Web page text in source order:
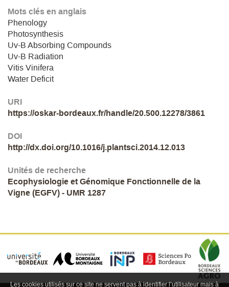
Mots clés en anglais
Phenology
Photosynthesis
Uv-B Absorbing Compounds
Uv-B Radiation
Vitis Vinifera
Water Deficit
URI
https://oskar-bordeaux.fr/handle/20.500.12278/3861
DOI
http://dx.doi.org/10.1016/j.plantsci.2014.12.013
Unités de recherche
Ecophysiologie et Génomique Fonctionnelle de la
Vigne (EGFV) - UMR 1287
Les cookies utilisés sur ce site ne servent pas à identifier l’utilisateur mais à